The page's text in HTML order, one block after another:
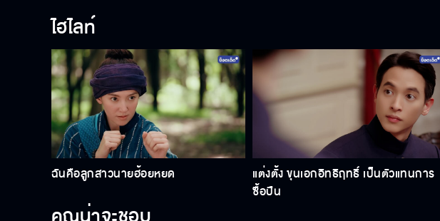
ไฮไลท์
ฉันคือลูกสาวนายฮ้อยหยด
แต่งตั้ง ขุนเอกอิทธิฤทธิ์ เป็นตัวแทนการ
ซื้อปืน